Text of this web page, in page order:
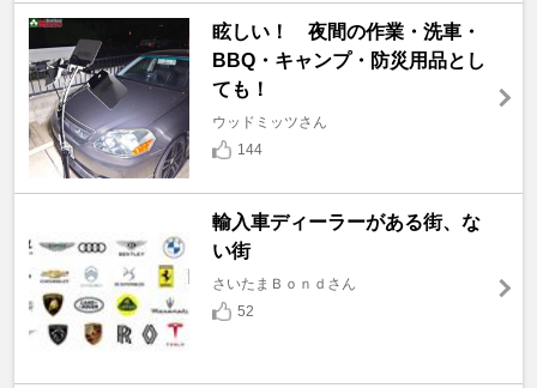
眩しい！ 夜間の作業・洗車・
BBQ・キャンプ・防災用品とし
ても！
ウッドミッツさん
144
輸入車ディーラーがある街、な
い街
さいたまＢｏｎｄさん
52